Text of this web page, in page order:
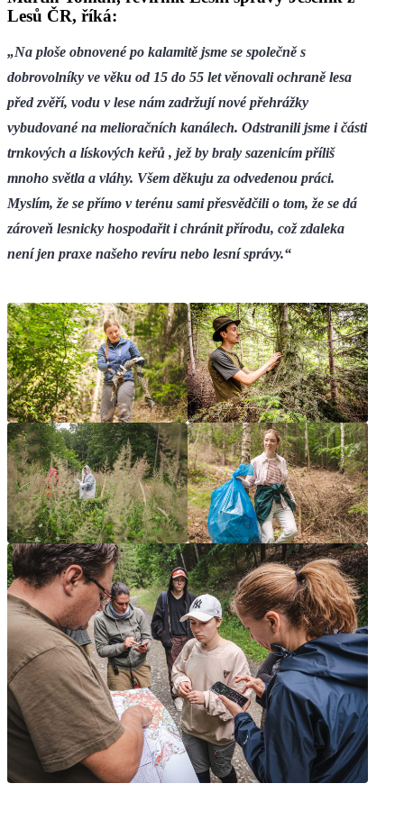
Lesů ČR, říká:
„Na ploše obnovené po kalamitě jsme se společně s
dobrovolníky ve věku od 15 do 55 let věnovali ochraně lesa
před zvěří, vodu v lese nám zadržují nové přehrážky
vybudované na melioračních kanálech. Odstranili jsme i části
trnkových a lískových keřů , jež by braly sazenicím příliš
mnoho světla a vláhy. Všem děkuju za odvedenou práci.
Myslím, že se přímo v terénu sami přesvědčili o tom, že se dá
zároveň lesnicky hospodařit i chránit přírodu, což zdaleka
není jen praxe našeho revíru nebo lesní správy.“